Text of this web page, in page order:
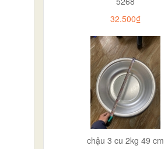
32.500₫
chậu 3 cu 2kg 49 cm